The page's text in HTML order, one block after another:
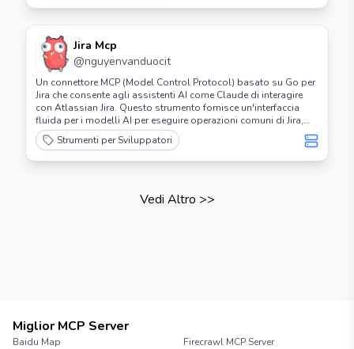
Jira Mcp
@nguyenvanduocit
Un connettore MCP (Model Control Protocol) basato su Go per
Jira che consente agli assistenti AI come Claude di interagire
con Atlassian Jira. Questo strumento fornisce un'interfaccia
fluida per i modelli AI per eseguire operazioni comuni di Jira,
inclusi la gestione dei problemi, la pianificazione degli sprint e
le transizioni del flusso di lavoro.
Strumenti per Sviluppatori
Vedi Altro >>
Miglior MCP Server
Baidu Map
Firecrawl MCP Server